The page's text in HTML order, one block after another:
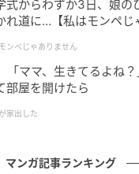
式からわずか3日、娘の
れ道に…【私はモンペじ
ンペじゃありません
ママ、生きてるよね？
部屋を開けたら
家出した
マンガ記事ランキング